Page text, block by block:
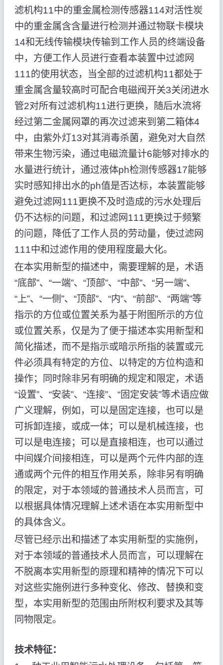
滤机构11中的重金属检测传感器114对活性炭
中的重金属含含量进行检测并通过物联卡模块
14和无线传输模块传输到工作人员的终端设备
中，方便工作人员进行查看本装置中过滤网
111的使用状态，当全部的过滤机构11都处于
重金属含量较高时可配合电磁阀开关3关闭进水
管2对所有过滤机构11进行更换，随后水流将
经过第二金属网罩的再次过滤来到第二箱体4
中，由紫外灯13对其消毒杀菌，避免对大自然
带来生物污染，通过电磁流量计6能够对排水的
水量进行统计，通过液体ph检测传感器17能够
实时感知排出水的ph值是否达标，本装置能够
避免过滤网111更换不及时造成的污水处理后
仍不达标的问题，和过滤网111更换过于频繁
的问题，降低了工作人员的劳动量，使过滤网
111中和过滤作用的使用程度最大化。
在本实用新型的描述中，需要理解的是，术语
“底部”、“一端”、“顶部”、“中部”、“另一端”、
“上”、“一侧”、“顶部”、“内”、“前部”、“两端”等
指示的方位或位置关系为基于附图所示的方位
或位置关系，仅是为了便于描述本实用新型和
简化描述，而不是指示或暗示所指的装置或元
件必须具有特定的方位、以特定的方位构造和
操作；同时除非另有明确的规定和限定，术语
“设置”、“安装”、“连接”、“固定安装”等术语应做
广义理解，例如，可以是固定连接，也可以是
可拆卸连接，或成一体；可以是机械连接，也
可以是电连接；可以是直接相连，也可以通过
中间媒介间接相连，可以是两个元件内部的连
通或两个元件的相互作用关系，除非另有明确
的限定，对于本领域的普通技术人员而言，可
以根据具体情况理解上述术语在本实用新型中
的具体含义。
尽管已经示出和描述了本实用新型的实施例，
对于本领域的普通技术人员而言，可以理解在
不脱离本实用新型的原理和精神的情况下可以
对这些实施例进行多种变化、修改、替换和变
型，本实用新型的范围由所附权利要求及其等
同物限定。
技术特征：